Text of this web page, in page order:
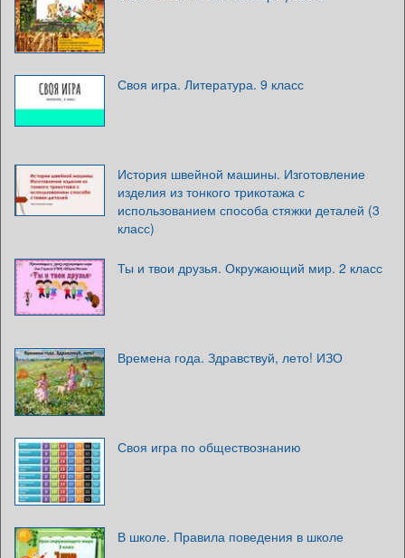
Своя игра. Литература. 9 класс
История швейной машины. Изготовление
изделия из тонкого трикотажа с
использованием способа стяжки деталей (3
класс)
Ты и твои друзья. Окружающий мир. 2 класс
Времена года. Здравствуй, лето! ИЗО
Своя игра по обществознанию
В школе. Правила поведения в школе